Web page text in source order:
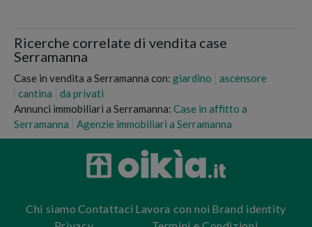
Ricerche correlate di vendita case
Serramanna
Case in vendita a Serramanna con: giardino
ascensore
cantina
da privati
Annunci immobiliari a Serramanna: Case in affitto a
Serramanna
Agenzie immobiliari a Serramanna
Chi siamo Contattaci Lavora con noi Brand identity